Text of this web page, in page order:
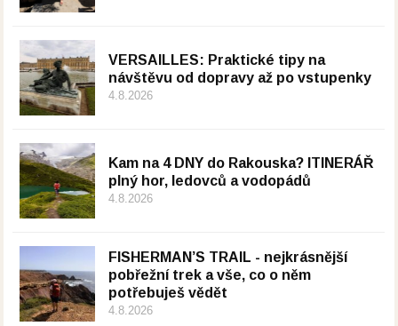
VERSAILLES: Praktické tipy na
návštěvu od dopravy až po vstupenky
4.8.2026
Kam na 4 DNY do Rakouska? ITINERÁŘ
plný hor, ledovců a vodopádů
4.8.2026
FISHERMAN’S TRAIL - nejkrásnější
pobřežní trek a vše, co o něm
potřebuješ vědět
4.8.2026